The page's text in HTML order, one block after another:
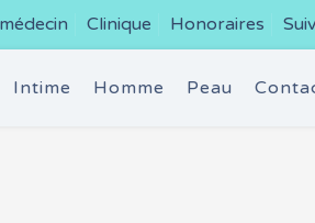
Clinique Honoraires
Intime Homme Peau